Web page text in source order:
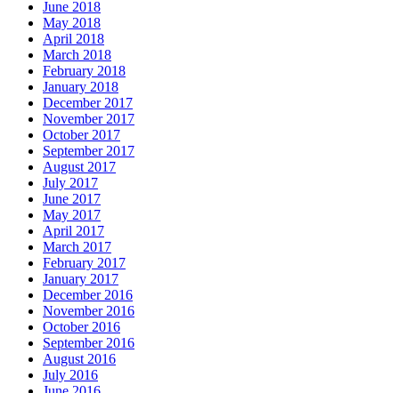
June 2018
May 2018
April 2018
March 2018
February 2018
January 2018
December 2017
November 2017
October 2017
September 2017
August 2017
July 2017
June 2017
May 2017
April 2017
March 2017
February 2017
January 2017
December 2016
November 2016
October 2016
September 2016
August 2016
July 2016